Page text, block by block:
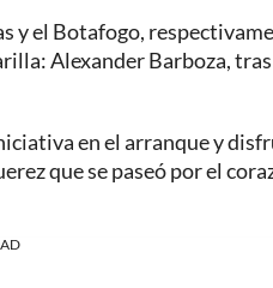
y el Botafogo,
Alexander Barboza,
en el arranque y
que se paseó por el